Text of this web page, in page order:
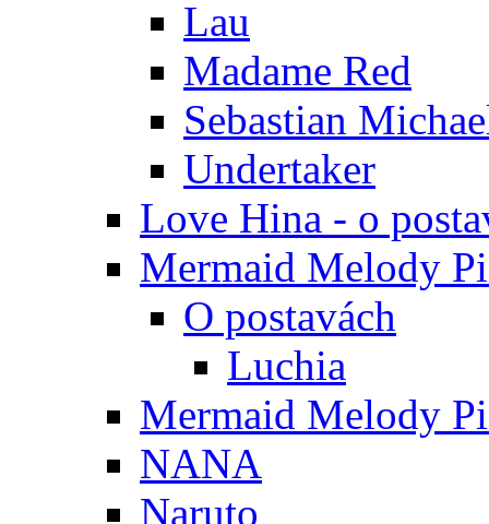
Lau
Madame Red
Sebastian
Undertaker
Love Hina - o
Mermaid Melody
O postavách
Luchia
Mermaid Melody
NANA
Naruto